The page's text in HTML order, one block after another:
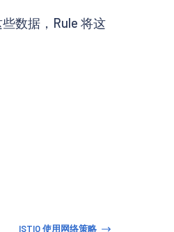
数据，Rule 将这
ISTIO 使用网络策略